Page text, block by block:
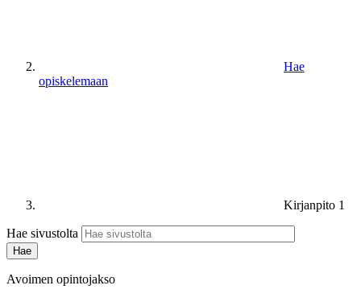
Hae
opiskelemaan
Kirjanpito 1
Hae sivustolta
Avoimen opintojakso